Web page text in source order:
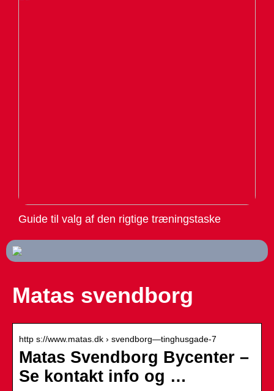
Guide til valg af den rigtige træningstaske
Matas svendborg
http s://www.matas.dk › svendborg—tinghusgade-7
Matas Svendborg Bycenter –
Se kontakt info og …